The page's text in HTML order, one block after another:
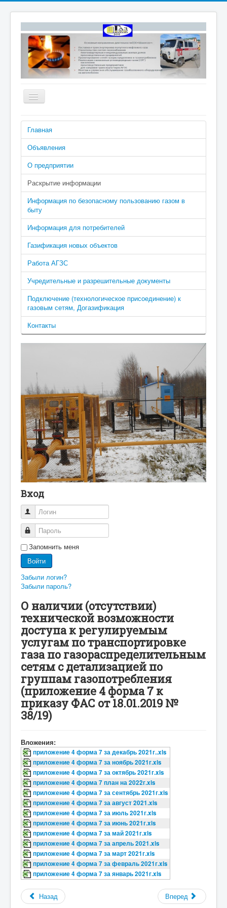
Включить/
Номера телефонов аварийно-
диспетчерской службы: 04 (040 с
Главная
Объявления
О предприятии
Раскрытие информации
Информация по безопасному пользованию газом в
быту
Информация для потребителей
Газификация новых объектов
Работа АГЗС
Учредительные и разрешительные документы
Подключение (технологическое присоединение) к
газовым сетям, Догазификация
Контакты
Вход
Логин
Пароль
Запомнить меня
Войти
Забыли логин?
Забыли пароль?
О наличии (отсутствии)
технической возможности
доступа к регулируемым
услугам по транспортировке
газа по газораспределительным
сетям с детализацией по
группам газопотребления
(приложение 4 форма 7 к
приказу ФАС от 18.01.2019 №
38/19)
Вложения:
приложение 4 форма 7 за декабрь 2021г..xls
приложение 4 форма 7 за ноябрь 2021г.xls
приложение 4 форма 7 за октябрь 2021г.xls
приложение 4 форма 7 план на 2022г.xls
приложение 4 форма 7 за сентябрь 2021г.xls
приложение 4 форма 7 за август 2021.xls
приложение 4 форма 7 за июль 2021г.xls
приложение 4 форма 7 за июнь 2021г.xls
приложение 4 форма 7 за май 2021г.xls
приложение 4 форма 7 за апрель 2021.xls
приложение 4 форма 7 за март 2021г.xls
приложение 4 форма 7 за февраль 2021г.xls
приложение 4 форма 7 за январь 2021г.xls
Назад Вперед